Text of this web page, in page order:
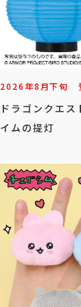
2026年8月下旬
ドラゴンクエ
イムの提灯